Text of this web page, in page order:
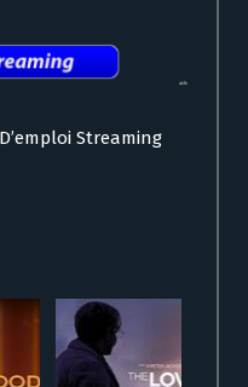
Streaming